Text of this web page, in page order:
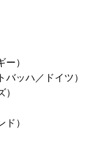
）
ッハ／ドイツ）
）